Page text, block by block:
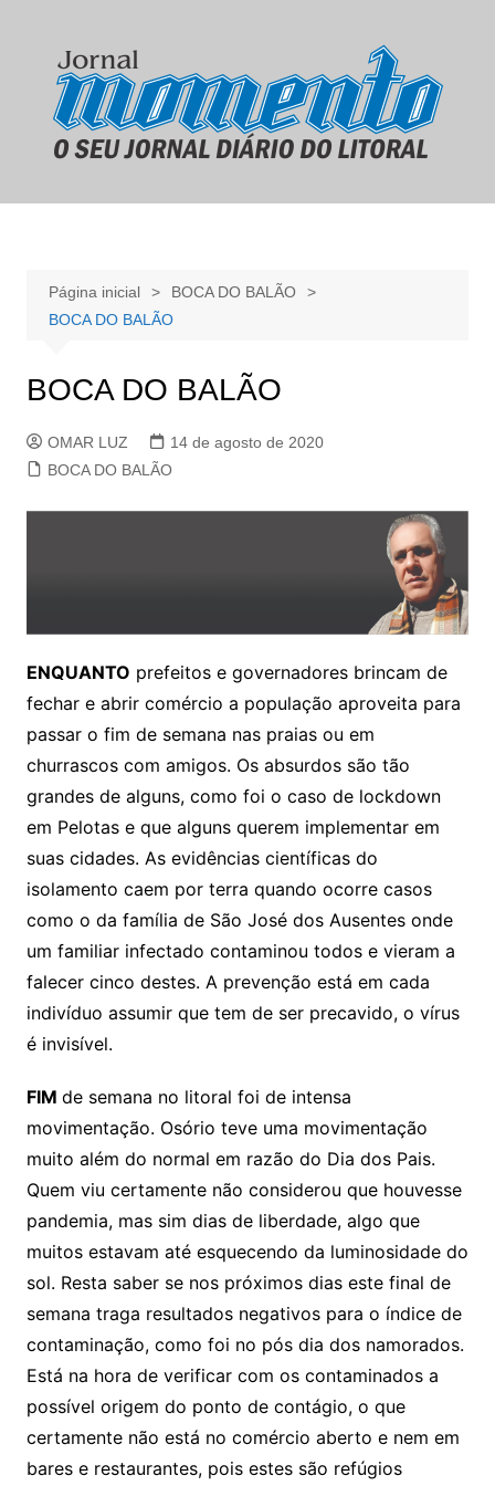
conteúdo
Página inicial
BOCA DO BALÃO
BOCA DO BALÃO
BOCA DO BALÃO
OMAR LUZ
14 de agosto de 2020
BOCA DO BALÃO
ENQUANTO prefeitos e governadores brincam de
fechar e abrir comércio a população aproveita para
passar o fim de semana nas praias ou em
churrascos com amigos. Os absurdos são tão
grandes de alguns, como foi o caso de lockdown
em Pelotas e que alguns querem implementar em
suas cidades. As evidências científicas do
isolamento caem por terra quando ocorre casos
como o da família de São José dos Ausentes onde
um familiar infectado contaminou todos e vieram a
falecer cinco destes. A prevenção está em cada
indivíduo assumir que tem de ser precavido, o vírus
é invisível.
FIM de semana no litoral foi de intensa
movimentação. Osório teve uma movimentação
muito além do normal em razão do Dia dos Pais.
Quem viu certamente não considerou que houvesse
pandemia, mas sim dias de liberdade, algo que
muitos estavam até esquecendo da luminosidade do
sol. Resta saber se nos próximos dias este final de
semana traga resultados negativos para o índice de
contaminação, como foi no pós dia dos namorados.
Está na hora de verificar com os contaminados a
possível origem do ponto de contágio, o que
certamente não está no comércio aberto e nem em
bares e restaurantes, pois estes são refúgios